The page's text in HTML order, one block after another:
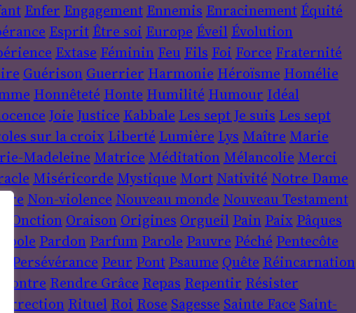
Enfer Engagement Ennemis Enracinement Équité
Esprit Être soi Europe Éveil Évolution
Extase Féminin Feu Fils Foi Force Fraternité
Guérison Guerrier Harmonie Héroïsme Homélie
Honnêteté Honte Humilité Humour Idéal
Joie Justice Kabbale Les sept Je suis Les sept
sur la croix Liberté Lumière Lys Maître Marie
Madeleine Matrice Méditation Mélancolie Merci
Miséricorde Mystique Mort Nativité Notre Dame
Non-violence Nouveau monde Nouveau Testament
Onction Oraison Origines Orgueil Pain Paix Pâques
Pardon Parfum Parole Pauvre Péché Pentecôte
Persévérance Peur Pont Psaume Quête Réincarnation
Rendre Grâce Repas Repentir Résister
Rituel Roi Rose Sagesse Sainte Face Saint-